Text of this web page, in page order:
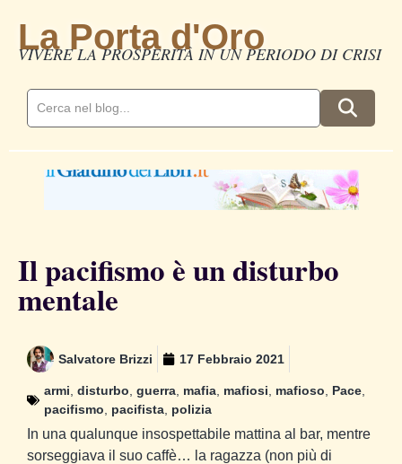
La Porta d'Oro
VIVERE LA PROSPERITÀ IN UN PERIODO DI CRISI
Il pacifismo è un disturbo
mentale
Salvatore Brizzi 17 Febbraio 2021
armi disturbo guerra mafia mafiosi mafioso Pace
pacifismo
pacifista polizia
In una qualunque insospettabile mattina al bar, mentre
sorseggiava il suo caffè… la ragazza (non più di